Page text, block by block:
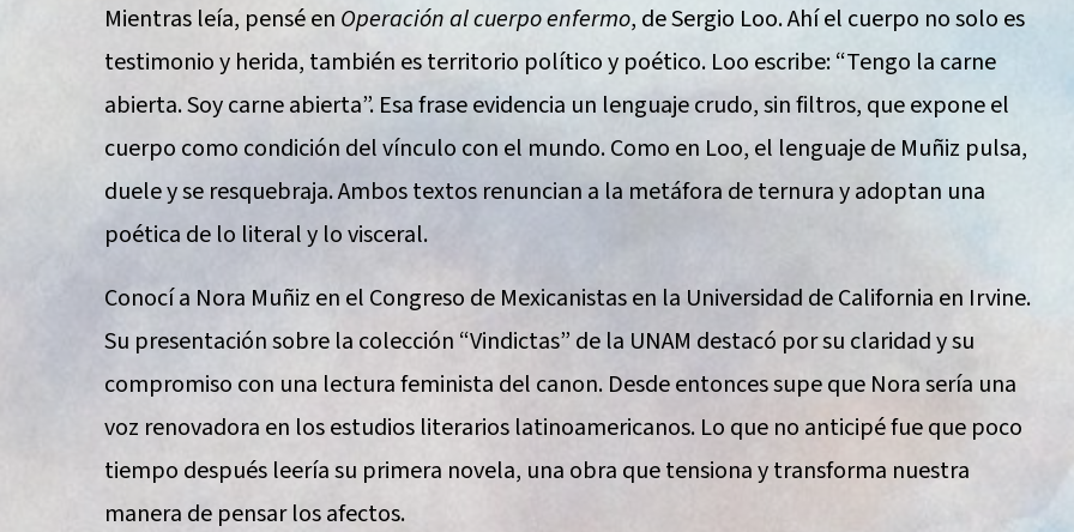
Mientras leía, pensé en Operación al cuerpo enfermo, de Sergio Loo. Ahí el cuerpo no solo es
testimonio y herida, también es territorio político y poético. Loo escribe: “Tengo la carne
abierta. Soy carne abierta”. Esa frase evidencia un lenguaje crudo, sin filtros, que expone el
cuerpo como condición del vínculo con el mundo. Como en Loo, el lenguaje de Muñiz pulsa,
duele y se resquebraja. Ambos textos renuncian a la metáfora de ternura y adoptan una
poética de lo literal y lo visceral.
Conocí a Nora Muñiz en el Congreso de Mexicanistas en la Universidad de California en Irvine.
Su presentación sobre la colección “Vindictas” de la UNAM destacó por su claridad y su
compromiso con una lectura feminista del canon. Desde entonces supe que Nora sería una
voz renovadora en los estudios literarios latinoamericanos. Lo que no anticipé fue que poco
tiempo después leería su primera novela, una obra que tensiona y transforma nuestra
manera de pensar los afectos.